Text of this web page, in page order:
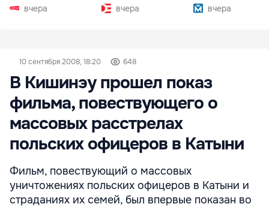
вчера
вчера
вчера
10 сентября 2008, 18:20 648
В Кишинэу прошел показ
фильма, повествующего о
массовых расстрелах
польских офицеров в Катыни
Фильм, повествующий о массовых
уничтожениях польских офицеров в Катыни и
страданиях их семей, был впервые показан во